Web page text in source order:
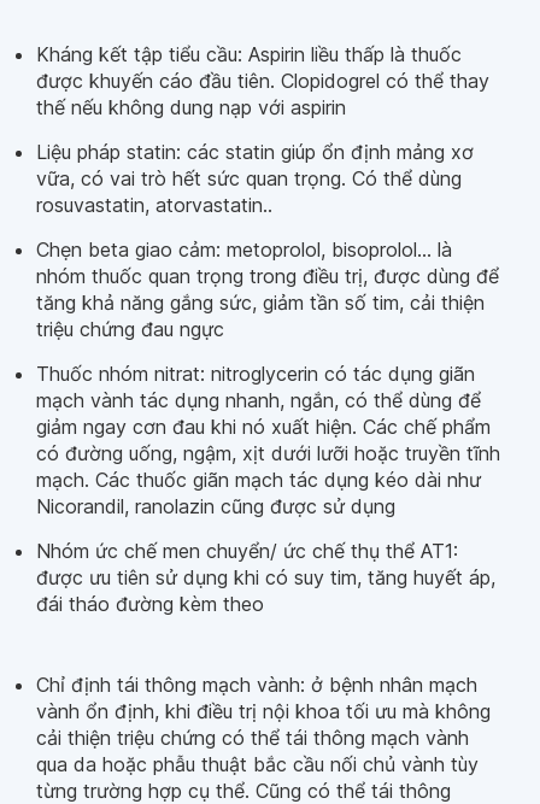
Kháng kết tập tiểu cầu: Aspirin liều thấp là thuốc
được khuyến cáo đầu tiên. Clopidogrel có thể thay
thế nếu không dung nạp với aspirin
Liệu pháp statin: các statin giúp ổn định mảng xơ
vữa, có vai trò hết sức quan trọng. Có thể dùng
rosuvastatin, atorvastatin..
Chẹn beta giao cảm: metoprolol, bisoprolol… là
nhóm thuốc quan trọng trong điều trị, được dùng để
tăng khả năng gắng sức, giảm tần số tim, cải thiện
triệu chứng đau ngực
Thuốc nhóm nitrat: nitroglycerin có tác dụng giãn
mạch vành tác dụng nhanh, ngắn, có thể dùng để
giảm ngay cơn đau khi nó xuất hiện. Các chế phẩm
có đường uống, ngậm, xịt dưới lưỡi hoặc truyền tĩnh
mạch. Các thuốc giãn mạch tác dụng kéo dài như
Nicorandil, ranolazin cũng được sử dụng
Nhóm ức chế men chuyển/ ức chế thụ thể AT1:
được ưu tiên sử dụng khi có suy tim, tăng huyết áp,
đái tháo đường kèm theo
Chỉ định tái thông mạch vành: ở bệnh nhân mạch
vành ổn định, khi điều trị nội khoa tối ưu mà không
cải thiện triệu chứng có thể tái thông mạch vành
qua da hoặc phẫu thuật bắc cầu nối chủ vành tùy
từng trường hợp cụ thể. Cũng có thể tái thông